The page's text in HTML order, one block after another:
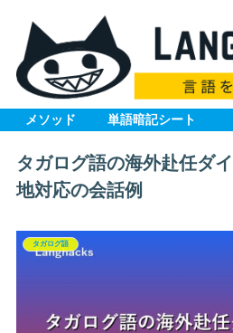
メソッド 単語暗記シート
タガログ語の海外赴任ダ
地対応の会話例
タガログ語